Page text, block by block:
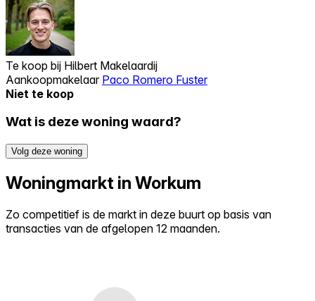
Te koop bij Hilbert Makelaardij
Aankoopmakelaar Paco Romero Fuster
Niet te koop
Wat is deze woning waard?
Volg deze woning
Woningmarkt in Workum
Zo competitief is de markt in deze buurt op basis van
transacties van de afgelopen 12 maanden.